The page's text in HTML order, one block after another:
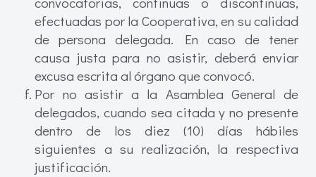
efectuadas por la Cooperativa, en su calidad
de persona delegada. En caso de tener
causa justa para no asistir, deberá enviar
excusa escrita al órgano que convocó.
Por no asistir a la Asamblea General de
delegados, cuando sea citada y no presente
dentro de los diez (10) días hábiles
siguientes a su realización, la respectiva
justificación.